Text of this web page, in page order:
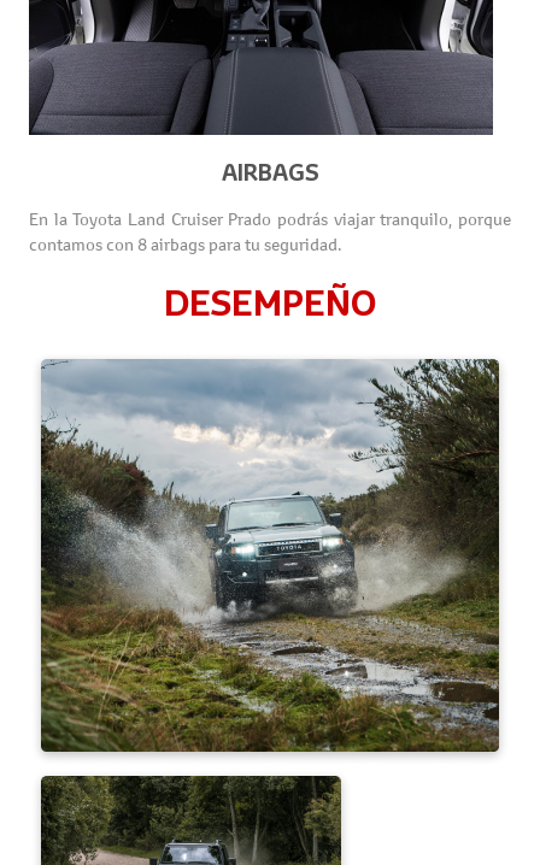
AIRBAGS
En la Toyota Land Cruiser Prado podrás viajar tranquilo, porque
contamos con 8 airbags para tu seguridad.
DESEMPEÑO